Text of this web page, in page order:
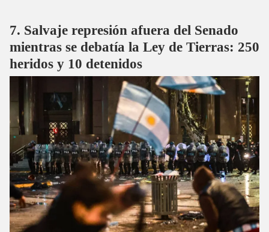
Salvaje represión afuera del Senado
mientras se debatía la Ley de Tierras: 250
heridos y 10 detenidos